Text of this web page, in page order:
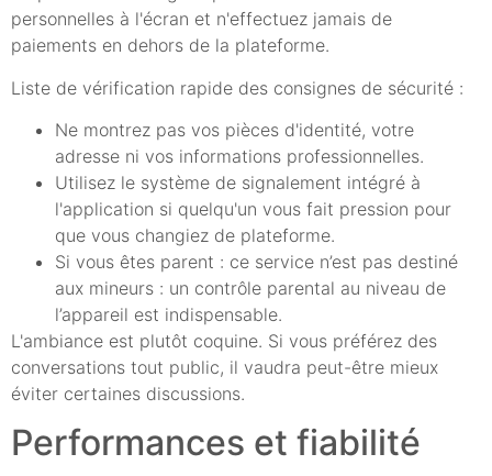
personnelles à l'écran et n'effectuez jamais de
paiements en dehors de la plateforme.
Liste de vérification rapide des consignes de sécurité :
Ne montrez pas vos pièces d'identité, votre
adresse ni vos informations professionnelles.
Utilisez le système de signalement intégré à
l'application si quelqu'un vous fait pression pour
que vous changiez de plateforme.
Si vous êtes parent : ce service n’est pas destiné
aux mineurs : un contrôle parental au niveau de
l’appareil est indispensable.
L'ambiance est plutôt coquine. Si vous préférez des
conversations tout public, il vaudra peut-être mieux
éviter certaines discussions.
Performances et fiabilité